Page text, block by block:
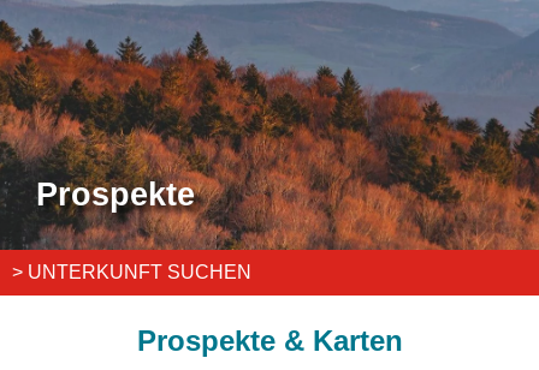
Prospekte
> UNTERKUNFT SUCHEN
Prospekte & Karten